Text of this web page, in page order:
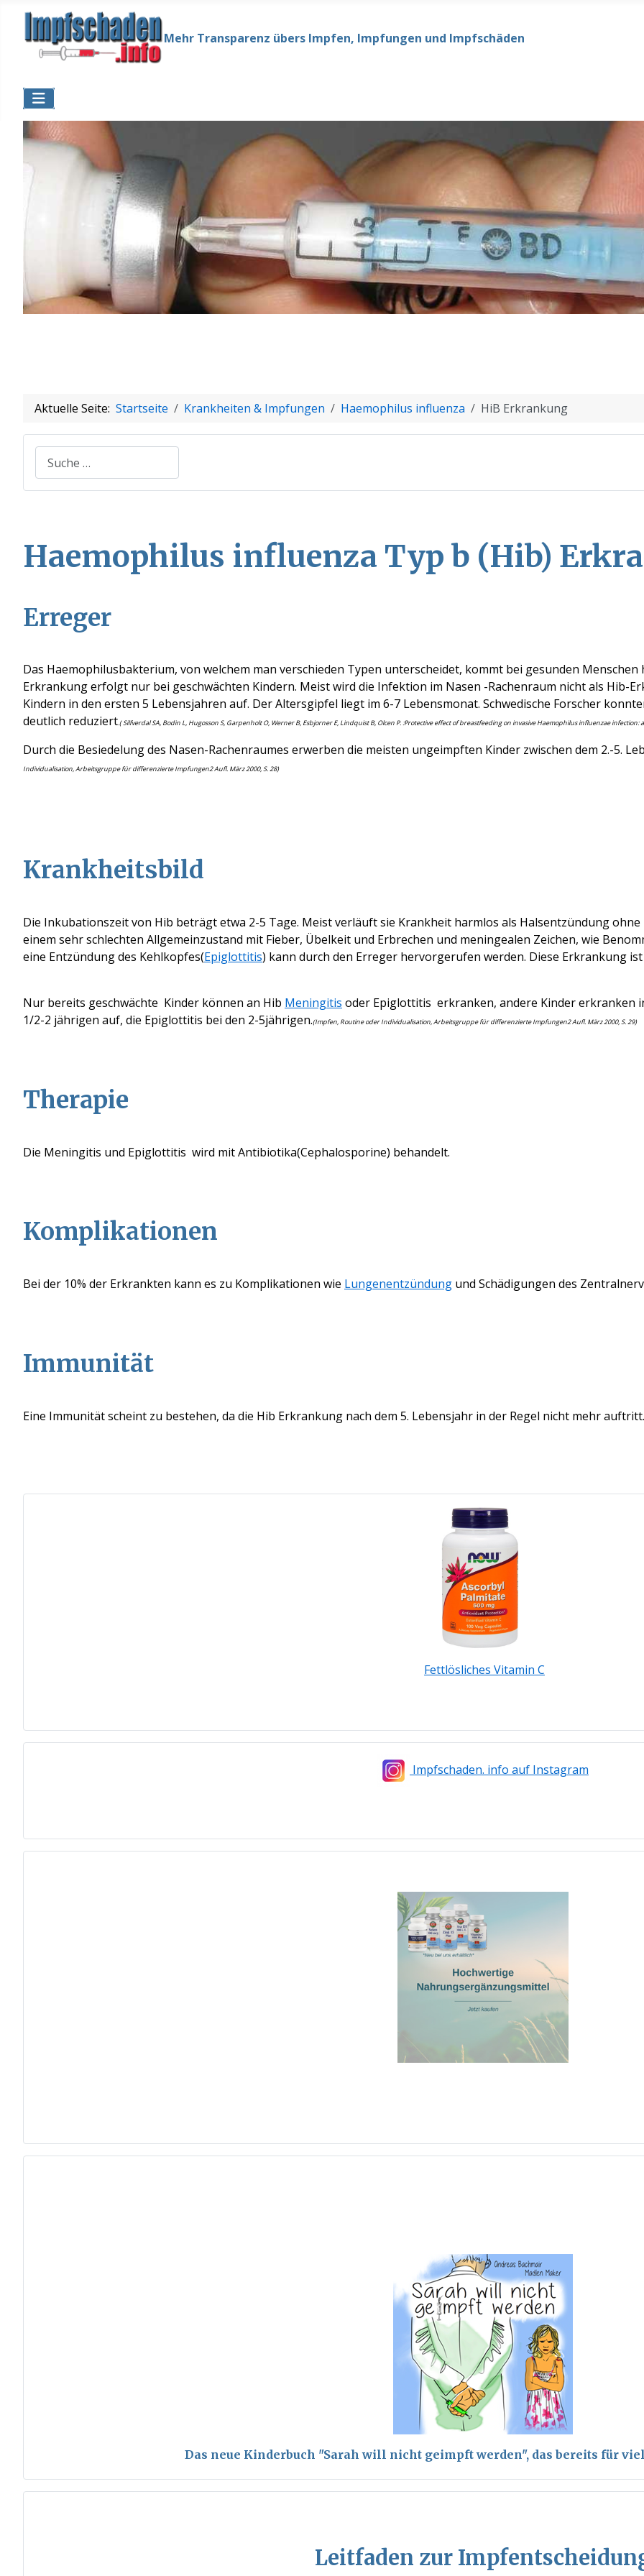
Mehr Transparenz übers Impfen, Impfungen und Impfschäden
Aktuelle Seite: Startseite Krankheiten & Impfungen Haemophilus influenza HiB Erkrankung
Haemophilus influenza Typ b (Hib)
Erreger
Das Haemophilusbakterium, von welchem man verschieden Typen unterscheidet, kommt bei gesunden Menschen
Erkrankung erfolgt nur bei geschwächten Kindern. Meist wird die Infektion im Nasen -Rachenraum nicht als Hib-
Kindern in den ersten 5 Lebensjahren auf. Der Altersgipfel liegt im 6-7 Lebensmonat. Schwedische Forscher
deutlich reduziert.( Silfverdal SA, Bodin L, Hugosson S, Garpenholt O, Werner B, Esbjorner E, Lindquist B, Olcen P. :Protective effect of breastfeeding on invasive Haemophilus influenzae
Durch die Besiedelung des Nasen-Rachenraumes erwerben die meisten ungeimpften Kinder zwischen dem 2.-5.
Individualisation, Arbeitsgruppe für differenzierte Impfungen2 Aufl. März 2000, S. 28)
Krankheitsbild
Die Inkubationszeit von Hib beträgt etwa 2-5 Tage. Meist verläuft sie Krankheit harmlos als Halsentzündung
einem sehr schlechten Allgemeinzustand mit Fieber, Übelkeit und Erbrechen und meningealen Zeichen, wie
eine Entzündung des Kehlkopfes(Epiglottitis) kann durch den Erreger hervorgerufen werden. Diese Erkrankung
Nur bereits geschwächte Kinder können an Hib Meningitis oder Epiglottitis erkranken, andere Kinder erkranken
1/2-2 jährigen auf, die Epiglottitis bei den 2-5jährigen.(Impfen, Routine oder Individualisation, Arbeitsgruppe für differenzierte Impfungen2 Aufl. März 2000, S. 29)
Therapie
Die Meningitis und Epiglottitis wird mit Antibiotika(Cephalosporine) behandelt.
Komplikationen
Bei der 10% der Erkrankten kann es zu Komplikationen wie Lungenentzündung und Schädigungen des
Immunität
Eine Immunität scheint zu bestehen, da die Hib Erkrankung nach dem 5. Lebensjahr in der Regel nicht mehr auftritt.
Fettlösliches Vitamin C
Impfschaden. info auf Instagram
Das neue Kinderbuch "Sarah will nicht geimpft werden", das bereits für
Leitfaden zur